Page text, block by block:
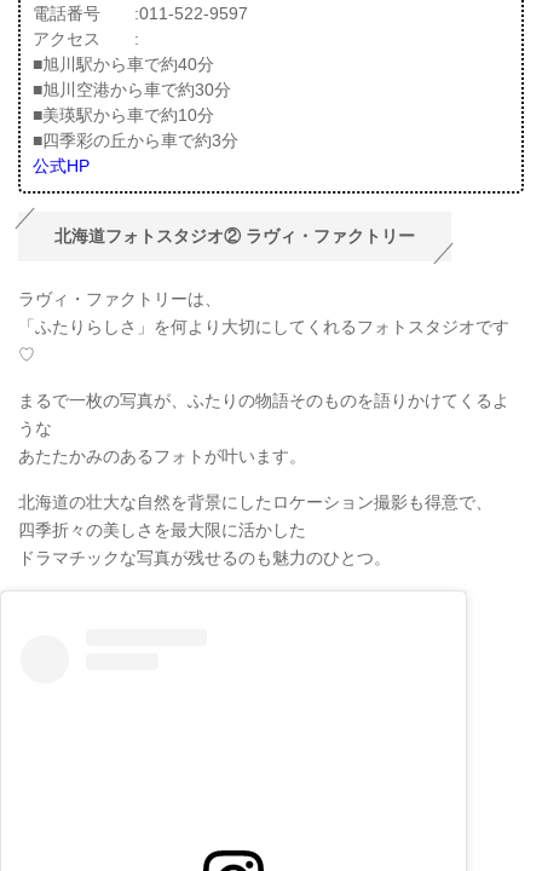
電話番号 :011-522-9597
アクセス :
■旭川駅から車で約40分
■旭川空港から車で約30分
■美瑛駅から車で約10分
■四季彩の丘から車で約3分
公式HP
北海道フォトスタジオ② ラヴィ・ファクトリー
ラヴィ・ファクトリーは、
「ふたりらしさ」を何より大切にしてくれるフォトスタジオです
♡
まるで一枚の写真が、ふたりの物語そのものを語りかけてくるよ
うな
あたたかみのあるフォトが叶います。
北海道の壮大な自然を背景にしたロケーション撮影も得意で、
四季折々の美しさを最大限に活かした
ドラマチックな写真が残せるのも魅力のひとつ。